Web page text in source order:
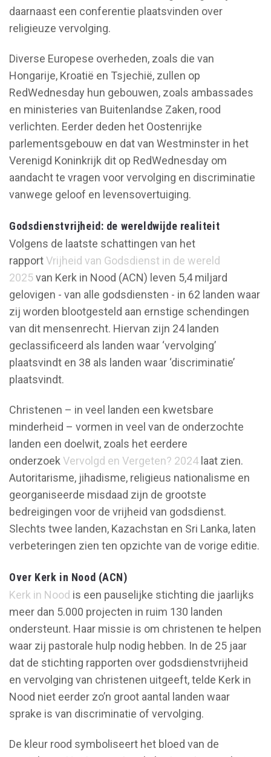
daarnaast een conferentie plaatsvinden over
religieuze vervolging.
Diverse Europese overheden, zoals die van
Hongarije, Kroatië en Tsjechië, zullen op
RedWednesday hun gebouwen, zoals ambassades
en ministeries van Buitenlandse Zaken, rood
verlichten. Eerder deden het Oostenrijke
parlementsgebouw en dat van Westminster in het
Verenigd Koninkrijk dit op RedWednesday om
aandacht te vragen voor vervolging en discriminatie
vanwege geloof en levensovertuiging.
Godsdienstvrijheid: de wereldwijde realiteit
Volgens de laatste schattingen van het
rapportVrijheid van Godsdienst in de wereld
2025van Kerk in Nood (ACN) leven 5,4 miljard
gelovigen - van alle godsdiensten - in 62 landen waar
zij worden blootgesteld aan ernstige schendingen
van dit mensenrecht. Hiervan zijn 24 landen
geclassificeerd als landen waar ‘vervolging’
plaatsvindt en 38 als landen waar ‘discriminatie’
plaatsvindt.
Christenen – in veel landen een kwetsbare
minderheid – vormen in veel van de onderzochte
landen een doelwit, zoals het eerdere
onderzoek Vervolgd en Vergeten? 2024 laat zien.
Autoritarisme, jihadisme, religieus nationalisme en
georganiseerde misdaad zijn de grootste
bedreigingen voor de vrijheid van godsdienst.
Slechts twee landen, Kazachstan en Sri Lanka, laten
verbeteringen zien ten opzichte van de vorige editie.
Over Kerk in Nood (ACN)
Kerk in Nood is een pauselijke stichting die jaarlijks
meer dan 5.000 projecten in ruim 130 landen
ondersteunt. Haar missie is om christenen te helpen
waar zij pastorale hulp nodig hebben. In de 25 jaar
dat de stichting rapporten over godsdienstvrijheid
en vervolging van christenen uitgeeft, telde Kerk in
Nood niet eerder zo’n groot aantal landen waar
sprake is van discriminatie of vervolging.
De kleur rood symboliseert het bloed van de